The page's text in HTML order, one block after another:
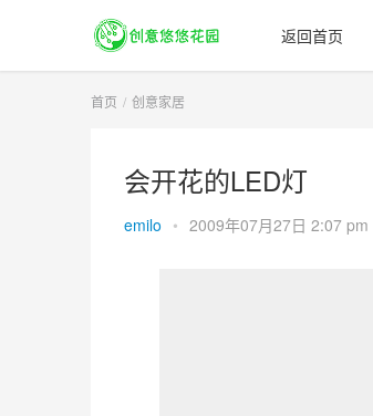
返回首页
首页 创意家居
会开花的LED灯
emilo • 2009年07月27日 2:07 pm